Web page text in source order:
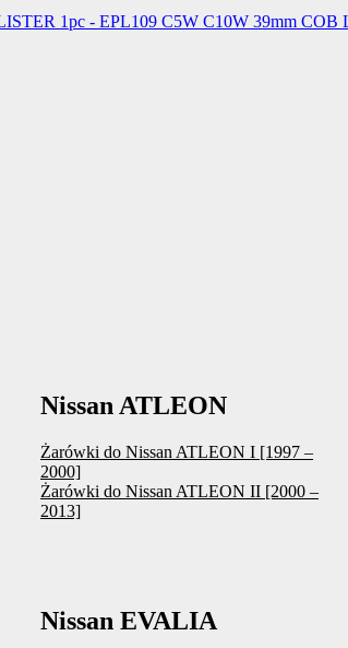
Nissan ATLEON
Żarówki do Nissan ATLEON I [1997 –
2000]
Żarówki do Nissan ATLEON II [2000 –
2013]
Nissan EVALIA